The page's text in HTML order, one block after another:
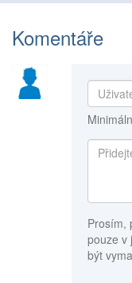
Komentáře
Prosím,
pouze v
být